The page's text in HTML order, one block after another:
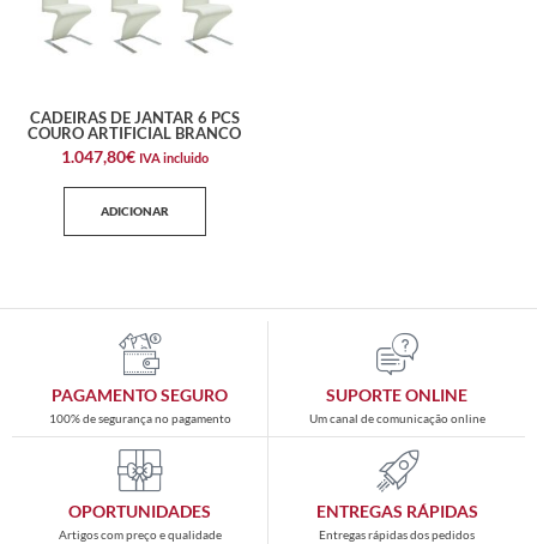
CADEIRAS DE JANTAR 6 PCS
COURO ARTIFICIAL BRANCO
1.047,80€ IVA incluido
ADICIONAR
PAGAMENTO SEGURO
100% de segurança no pagamento
SUPORTE ONLINE
Um canal de comunicação online
OPORTUNIDADES
Artigos com preço e qualidade
ENTREGAS RÁPIDAS
Entregas rápidas dos pedidos